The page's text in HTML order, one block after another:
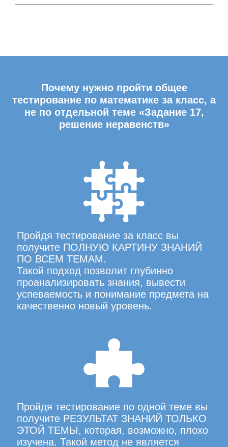
Почему нужно пройти общее
тестирование по математике за класс, а
не по отдельной теме «Задание 17,
решение неравенств»
Пройдя тестирование за класс вы
получите ПОЛНУЮ КАРТИНУ ЗНАНИЙ
ПО ВСЕМ ТЕМАМ.
Такой подход позволит глубинно
проанализировать знания, вывести
успеваемость и понимание предмета на
качественно новый уровень.
Пройдя тестирование по одной теме вы
получите РЕЗУЛЬТАТ ЗНАНИЙ ТОЛЬКО
ЭТОЙ ТЕМЫ, которая, возможно, плохо
изучена. Такой метод не является